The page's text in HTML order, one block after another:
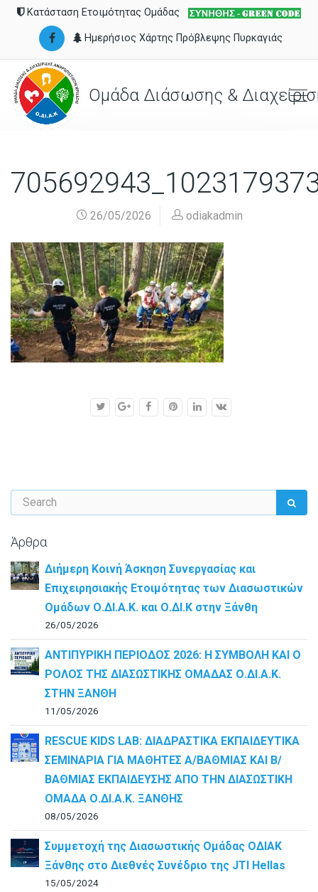
Κατάσταση Ετοιμότητας Ομάδας
Ημερήσιος Χάρτης Πρόβλεψης Πυρκαγιάς
Ομάδα Διάσωσης &
26/05/2026 odiakadmin
Άρθρα
Διήμερη Κοινή Άσκηση Συνεργασίας και
Επιχειρησιακής Ετοιμότητας των Διασωστικών
Ομάδων Ο.ΔΙ.Α.Κ. και Ο.ΔΙ.Κ στην Ξάνθη
26/05/2026
ΑΝΤΙΠΥΡΙΚΗ ΠΕΡΙΟΔΟΣ 2026: Η ΣΥΜΒΟΛΗ ΚΑΙ Ο
ΡΟΛΟΣ ΤΗΣ ΔΙΑΣΩΣΤΙΚΗΣ ΟΜΑΔΑΣ Ο.ΔΙ.Α.Κ.
ΣΤΗΝ ΞΑΝΘΗ
11/05/2026
RESCUE KIDS LAB: ΔΙAΔΡΑΣΤΙΚΑ ΕΚΠΑΙΔΕΥΤΙΚΑ
ΣΕΜΙΝΑΡΙΑ ΓΙΑ ΜΑΘΗΤΕΣ Α/ΒΑΘΜΙΑΣ ΚΑΙ Β/
ΒΑΘΜΙΑΣ ΕΚΠΑΙΔΕΥΣΗΣ ΑΠΟ ΤΗΝ ΔΙΑΣΩΣΤΙΚΗ
ΟΜΑΔΑ Ο.ΔΙ.Α.Κ. ΞΑΝΘΗΣ
08/05/2026
Συμμετοχή της Διασωστικής Ομάδας ΟΔΙΑΚ
Ξάνθης στο Διεθνές Συνέδριο της JTI Hellas
15/05/2024